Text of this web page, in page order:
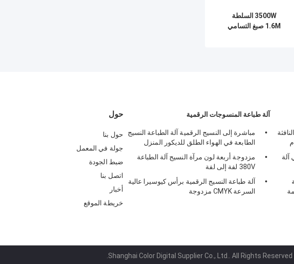
3500W السلطة
1.6M صبغ التسامي
حول
حول بنا
جولة في المعمل
ضبط الجودة
اتصل بنا
أخبار
خريطة الموقع
آلة طباعة المنسوجات الرقمية
مباشرة إلى النسيج الرقمية آلة الطباعة النسيج
الطابعة في الهواء الطلق للديكور المنزل
مزدوجة أربعة لون مرآة النسيج آلة الطباعة
380V لفة إلى لفة
آلة طباعة النسيج الرقمية برأس كيوسيرا عالية
السرعة CMYK مزدوجة
آلة